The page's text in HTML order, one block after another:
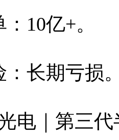
10亿+。
：长期亏损
电｜第三